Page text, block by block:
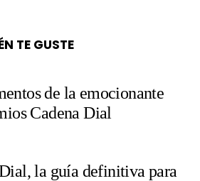
TE GUSTE
de la emocionante
Cadena Dial
la guía definitiva para